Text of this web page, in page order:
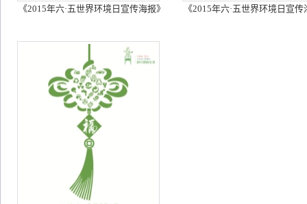
《2015年六·五世界环境日宣传海报》 《2015年六·五世界环境日宣传